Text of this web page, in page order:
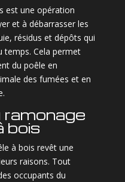
est une opération
et à débarrasser les
résidus et dépôts qui
temps. Cela permet
du poêle en
des fumées et en
bois
à bois revêt une
raisons. Tout
occupants du